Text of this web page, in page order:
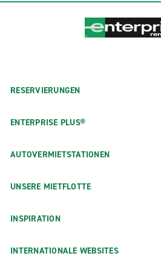
RESERVIERUNGEN
ENTERPRISE PLUS®
AUTOVERMIETSTATIONEN
UNSERE MIETFLOTTE
INSPIRATION
INTERNATIONALE WEBSITES